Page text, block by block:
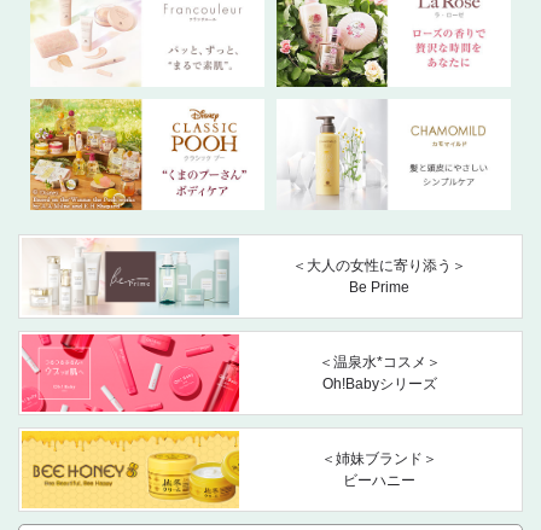
＜大人の女性に寄り添う＞
Be Prime
＜温泉水*コスメ＞
Oh!Babyシリーズ
＜姉妹ブランド＞
ビーハニー